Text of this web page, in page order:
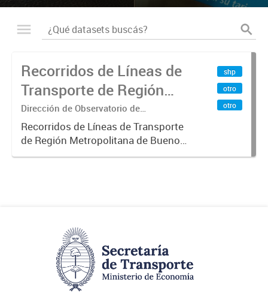
Recorridos de Líneas de
Transporte de Región
Metropolitana de
Buenos Aires (RMBA)
Dirección de Observatorio de
Transporte, Estudio y Sistemas
Recorridos de Líneas de Transporte
de Región Metropolitana de Buenos
Aires (RMBA).-
shp
otro
otro